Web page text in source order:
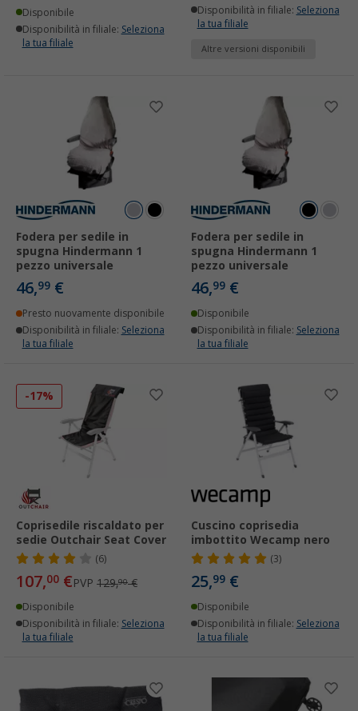
Disponibile
Disponibilità in filiale: Seleziona
la tua filiale
Disponibilità in filiale: Seleziona
la tua filiale
Altre versioni disponibili
Fodera per sedile in
spugna Hindermann 1
pezzo universale
46,99 €
Presto nuovamente disponibile
Disponibilità in filiale: Seleziona
la tua filiale
Fodera per sedile in
spugna Hindermann 1
pezzo universale
46,99 €
Disponibile
Disponibilità in filiale: Seleziona
la tua filiale
-17%
Coprisedile riscaldato per
sedie Outchair Seat Cover
(6)
107,00 €PVP 129,90€
Disponibile
Disponibilità in filiale: Seleziona
la tua filiale
Cuscino coprisedia
imbottito Wecamp nero
(3)
25,99 €
Disponibile
Disponibilità in filiale: Seleziona
la tua filiale